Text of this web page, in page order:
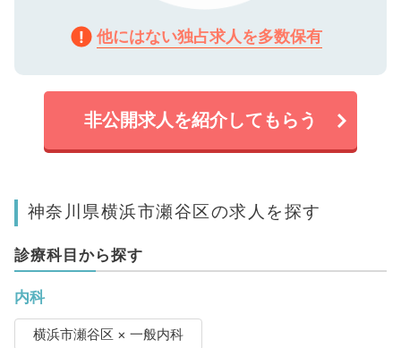
他にはない独占求人を多数保有
非公開求人を紹介してもらう
神奈川県横浜市瀬谷区の求人を探す
診療科目から探す
内科
横浜市瀬谷区 × 一般内科